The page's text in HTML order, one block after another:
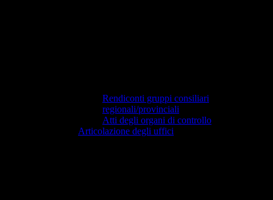
Rendiconti gruppi consiliari
regionali/provinciali
Atti degli organi di controllo
Articolazione degli uffici